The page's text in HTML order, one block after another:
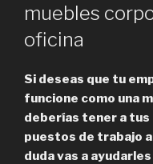
muebles
oficina
Si deseas que tu
funcione como una
deberías tener a
puestos de trabajo
duda vas a